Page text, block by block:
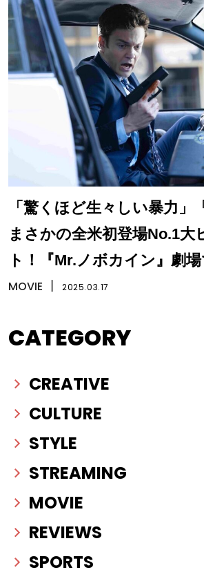
「驚くほど生々しい暴力」
まさかの全米初登場No.1大
ト！『Mr.ノボカイン』劇
由は？
MOVIE 2025.03.17
CATEGORY
CREATIVE
CULTURE
STYLE
STREAMING
MOVIE
REVIEWS
SPORTS